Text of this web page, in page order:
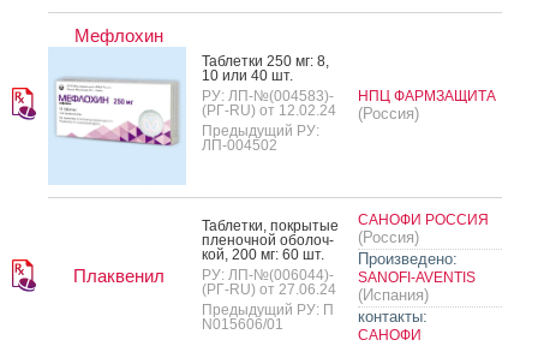
Мефлохин
Таб­летки 250 мг: 8,
10 или 40 шт.
РУ: ЛП-№(004583)-
(РГ-RU) от 12.02.24
Предыдущий РУ:
ЛП-004502
НПЦ ФАРМЗАЩИТА
(Россия)
Плаквенил
Таб­летки, пок­ры­тые
пле­ноч­ной обо­лоч­
кой, 200 мг: 60 шт.
РУ: ЛП-№(006044)-
(РГ-RU) от 27.06.24
Предыдущий РУ: П
N015606/01
САНОФИ РОССИЯ
(Россия)
Произведено:
SANOFI-AVENTIS
(Испания)
контакты:
САНОФИ